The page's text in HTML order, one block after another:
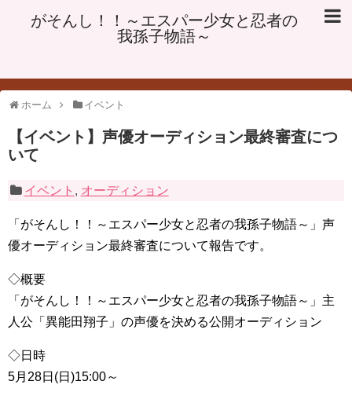
がそんし！！～エスパー少女と忍者の
我孫子物語～
ホーム イベント
【イベント】声優オーディション最終審査につ
いて
イベント , オーディション
「がそんし！！～エスパー少女と忍者の我孫子物語～」声
優オーディション最終審査について報告です。
◇概要
「がそんし！！～エスパー少女と忍者の我孫子物語～」主
人公「異能田翔子」の声優を決める公開オーディション
◇日時
5月28日(日)15:00～